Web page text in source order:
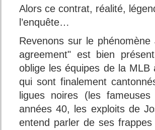
Alors ce contrat, réalité,
l’enquête…
Revenons sur le
agreement" est bien
oblige les équipes de la
qui sont finalement
ligues noires (les
années 40, les exploits de
entend parler de ses